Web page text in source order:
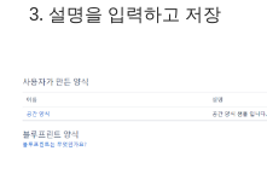
설명을 입력하고 저장